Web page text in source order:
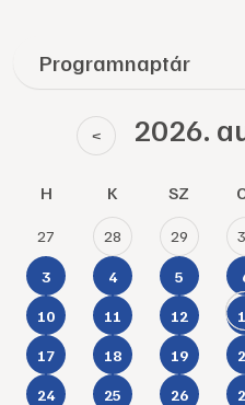
Programnaptár
< 2026.
H K SZ
27 28 29
3 4 5
10 11 12
17 18 19
24 25 26